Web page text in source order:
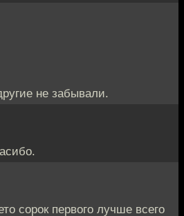
не забывали.
сорок первого лучше всего